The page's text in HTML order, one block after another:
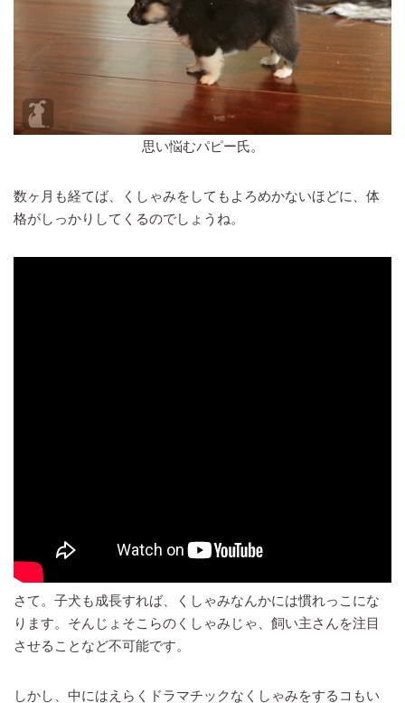
思い悩むパピー氏。
数ヶ月も経てば、くしゃみをしてもよろめかないほどに、体
格がしっかりしてくるのでしょうね。
さて。子犬も成長すれば、くしゃみなんかには慣れっこにな
ります。そんじょそこらのくしゃみじゃ、飼い主さんを注目
させることなど不可能です。
しかし、中にはえらくドラマチックなくしゃみをするコもい